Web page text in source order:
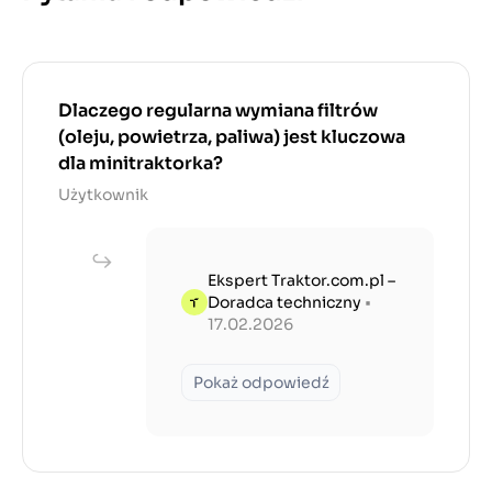
Dlaczego regularna wymiana filtrów
(oleju, powietrza, paliwa) jest kluczowa
dla minitraktorka?
Użytkownik
Ekspert Traktor.com.pl –
Doradca techniczny •
17.02.2026
Pokaż odpowiedź